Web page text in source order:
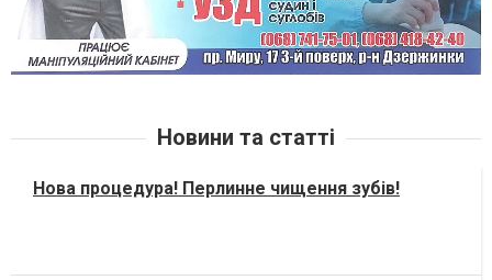
Новини та статті
Нова процедура! Перлинне чищення зубів!